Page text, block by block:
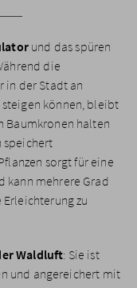
und das spüren
die
in der Stadt an
können, bleibt
Baumkronen halten
speichert
sorgt für eine
kann mehrere Grad
zu
Waldluft: Sie ist
und angereichert mit